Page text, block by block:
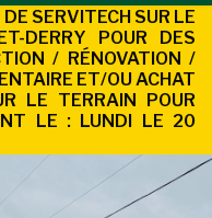
SERVITECH SUR LE
DERRY POUR DES
/ RÉNOVATION /
ET/OU ACHAT
LE TERRAIN POUR
LE : LUNDI LE 20